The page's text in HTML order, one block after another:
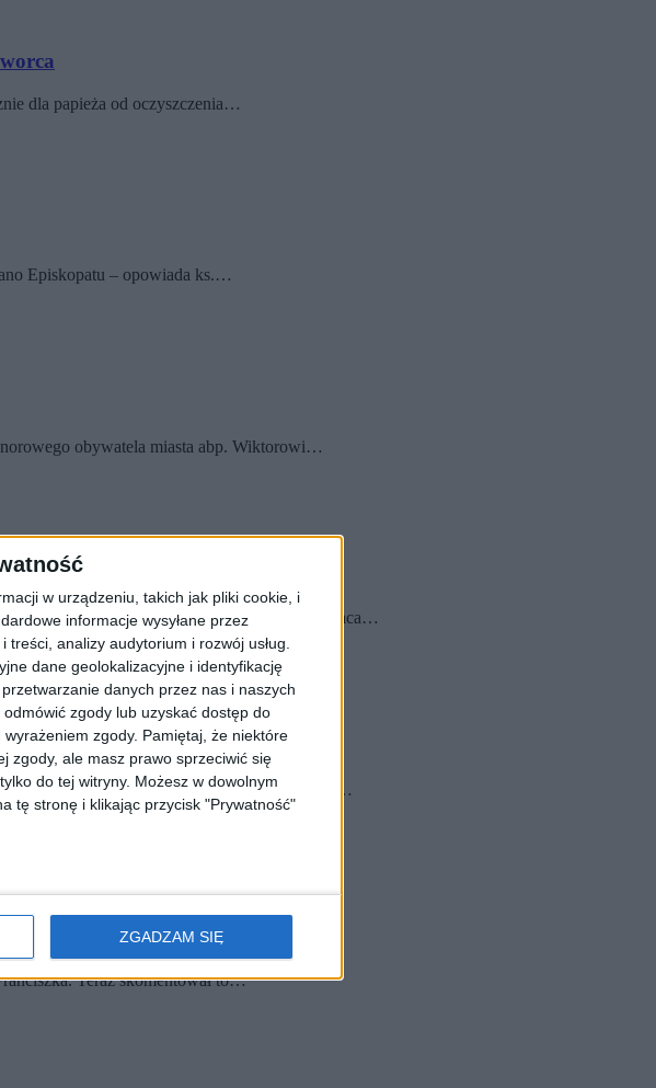
w urządzeniu, takich jak pliki cookie, i
informacje wysyłane przez
analizy audytorium i rozwój usług.
dane geolokalizacyjne i identyfikację
danych przez nas i naszych
zgody lub uzyskać dostęp do
zgody. Pamiętaj, że niektóre
zgody, ale masz prawo sprzeciwić się
do tej witryny. Możesz w dowolnym
tę stronę i klikając przycisk "Prywatność"
ZGADZAM SIĘ
dla papieża od oczyszczenia…
Episkopatu – opowiada ks.…
obywatela miasta abp. Wiktorowi…
pedofilii z archidiecezji krakowskiej. Ksiądz wraca…
rozwiązywania trudnych spraw – przyznał ks.…
Teraz skomentował to…